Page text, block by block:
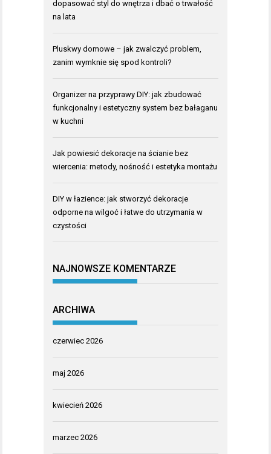
dopasować styl do wnętrza i dbać o trwałość
na lata
Pluskwy domowe – jak zwalczyć problem,
zanim wymknie się spod kontroli?
Organizer na przyprawy DIY: jak zbudować
funkcjonalny i estetyczny system bez bałaganu
w kuchni
Jak powiesić dekoracje na ścianie bez
wiercenia: metody, nośność i estetyka montażu
DIY w łazience: jak stworzyć dekoracje
odporne na wilgoć i łatwe do utrzymania w
czystości
NAJNOWSZE KOMENTARZE
ARCHIWA
czerwiec 2026
maj 2026
kwiecień 2026
marzec 2026